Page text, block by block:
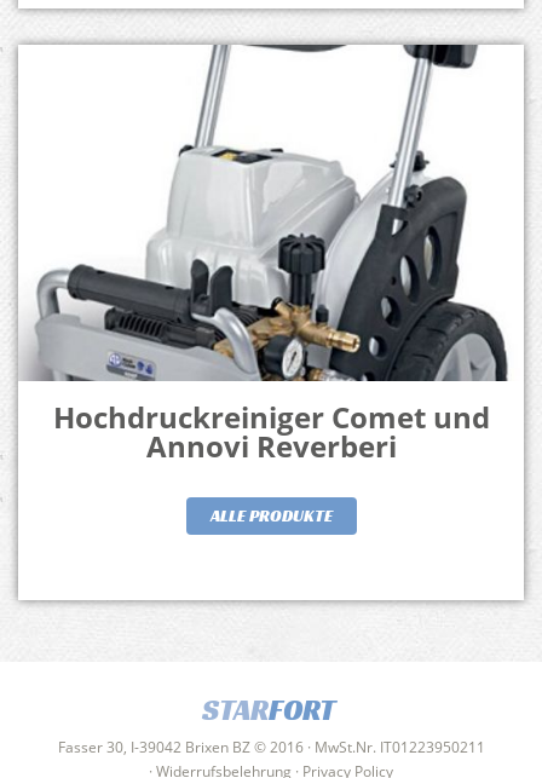
Hochdruckreiniger Comet und
Annovi Reverberi
ALLE PRODUKTE
STARFORT
Fasser 30, I-39042 Brixen BZ © 2016 · MwSt.Nr. IT01223950211
· Widerrufsbelehrung · Privacy Policy